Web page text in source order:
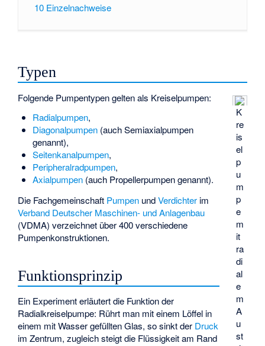
10 Einzelnachweise
Typen
K
re
is
el
p
u
m
p
e
m
it
ra
di
al
e
m
A
u
st
Folgende Pumpentypen gelten als Kreiselpumpen:
Radialpumpen,
Diagonalpumpen(auch Semiaxialpumpen
genannt),
Seitenkanalpumpen,
Peripheralradpumpen,
Axialpumpen(auch Propellerpumpen genannt).
Die Fachgemeinschaft Pumpen undVerdichter im
Verband Deutscher Maschinen- und Anlagenbau
(VDMA) verzeichnet über 400 verschiedene
Pumpenkonstruktionen.
Funktionsprinzip
Ein Experiment erläutert die Funktion der
Radialkreiselpumpe: Rührt man mit einem Löffel in
einem mit Wasser gefüllten Glas, so sinkt der Druck
im Zentrum, zugleich steigt die Flüssigkeit am Rand